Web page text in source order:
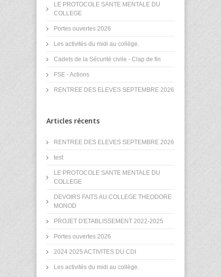
LE PROTOCOLE SANTE MENTALE DU
COLLEGE
Portes ouvertes 2026
Les activités du midi au collège.
Cadets de la Sécurité civile - Clap de fin
FSE - Actions
RENTREE DES ELEVES SEPTEMBRE 2026
Articles récents
RENTREE DES ELEVES SEPTEMBRE 2026
test
LE PROTOCOLE SANTE MENTALE DU
COLLEGE
DEVOIRS FAITS AU COLLEGE THEODORE
MONOD
PROJET D'ETABLISSEMENT 2022-2025
Portes ouvertes 2026
2024 2025 ACTIVITES DU CDI
Les activités du midi au collège.